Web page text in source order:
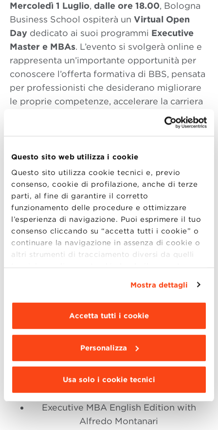
Questo sito web utilizza i cookie
Questo sito utilizza cookie tecnici e, previo
consenso, cookie di profilazione, anche di terze
parti, al fine di garantire il corretto
funzionamento delle procedure e ottimizzare
l’esperienza di navigazione. Puoi esprimere il tuo
consenso cliccando su “accetta tutti i cookie” o
continuare la navigazione in assenza di cookie o
altri strumenti di tracciamento diversi da quelli
tecnici semplicemente chiudendo il presente
Dettagli ”. Per
modificare le impostazioni di navigazione e
scegliere le funzionalità, le terze parti e i cookie
Mostra dettagli
Accetta tutti i cookie
Personalizza
Usa solo i cookie tecnici
Mercoledì 1 Luglio, dalle ore 18.00, Bologna
Business School ospiterà un Virtual Open
Day dedicato ai suoi programmi Executive
Master e MBAs. L’evento si svolgerà online e
rappresenta un’importante opportunità per
conoscere l’offerta formativa di BBS, pensata
per professionisti che desiderano migliorare
le proprie competenze, accelerare la carriera
o intraprendere nuovi percorsi professionali.
Durante la sessione, i partecipanti potranno
possibilità di interagire direttamente con i
docenti e i Direttori dei programmi.
Durante l’Open Day verranno presentati i
seguenti Programmi:
Dalle 18.00
Executive Master in Food Innovation and
Regeneration with Ludovica Leone
for Business with Maurizio Gabbrielli
Dalle 19.00
Executive Master in Sustainability
Management with Matteo Mura
Executive MBA English Edition with
Alfredo Montanari